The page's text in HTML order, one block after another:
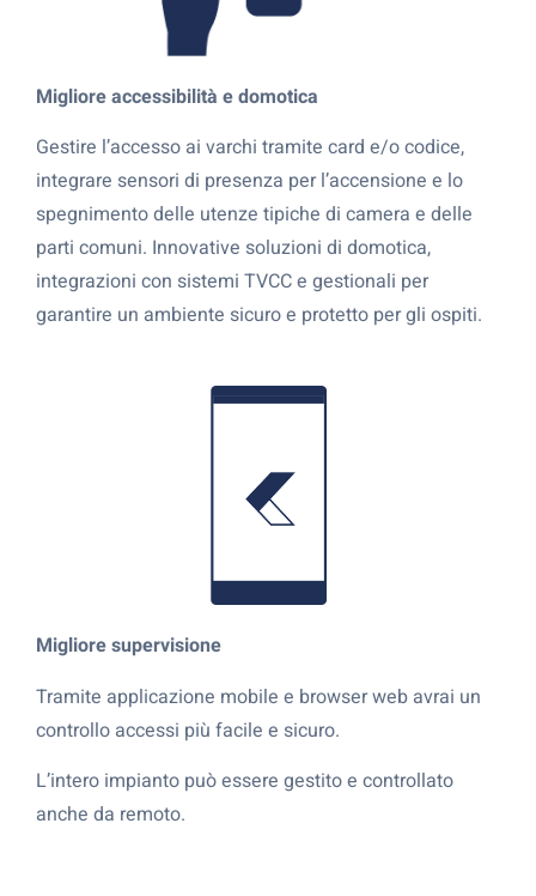
Migliore accessibilità e domotica
Gestire l’accesso ai varchi tramite card e/o codice,
integrare sensori di presenza per l’accensione e lo
spegnimento delle utenze tipiche di camera e delle
parti comuni. Innovative soluzioni di domotica,
integrazioni con sistemi TVCC e gestionali per
garantire un ambiente sicuro e protetto per gli ospiti.
Migliore supervisione
Tramite applicazione mobile e browser web avrai un
controllo accessi più facile e sicuro.
L’intero impianto può essere gestito e controllato
anche da remoto.